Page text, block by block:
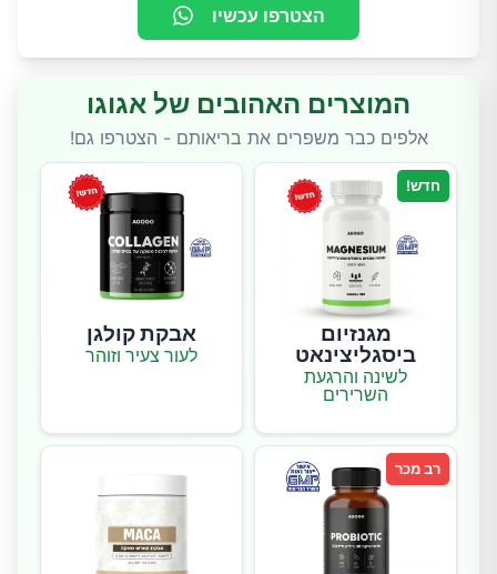
הצטרפו עכשיו
המוצרים האהובים של אגוגו
אלפים כבר משפרים את בריאותם - הצטרפו גם!
חדש!
מגנזיום
ביסגליצינאט
לשינה והרגעת
השרירים
אבקת קולגן
לעור צעיר וזוהר
רב מכר